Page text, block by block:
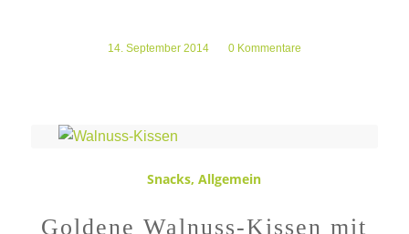
14. September 2014
/ 0 Kommentare
Snacks,Allgemein
Goldene Walnuss-Kissen mit